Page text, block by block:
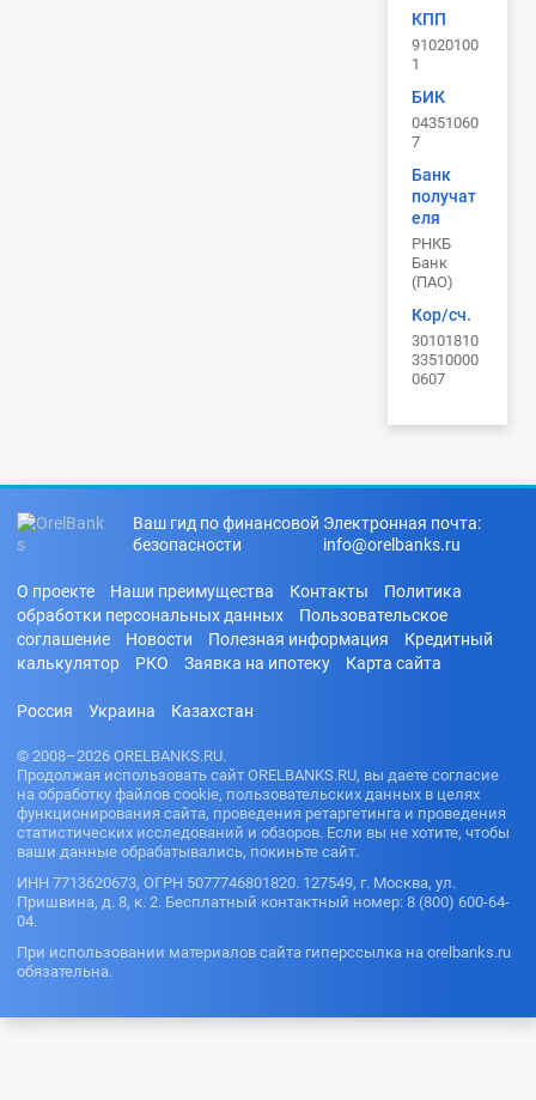
КПП
91020100
1
БИК
04351060
7
Банк
получат
еля
РНКБ
Банк
(ПАО)
Кор/сч.
30101810
33510000
0607
Ваш гид по финансовой
безопасности
Электронная почта:
info@orelbanks.ru
О проекте Наши преимущества Контакты
Политика
обработки персональных данных
Пользовательское
соглашение
Новости Полезная информация
Кредитный
калькулятор
РКО Заявка на ипотеку Карта сайта
Россия Украина Казахстан
© 2008–2026 ORELBANKS.RU.
Продолжая использовать сайт ORELBANKS.RU, вы даете согласие
на обработку файлов cookie, пользовательских данных в целях
функционирования сайта, проведения ретаргетинга и проведения
статистических исследований и обзоров. Если вы не хотите, чтобы
ваши данные обрабатывались, покиньте сайт.
ИНН 7713620673, ОГРН 5077746801820. 127549, г. Москва, ул.
Пришвина, д. 8, к. 2. Бесплатный контактный номер: 8 (800) 600-64-
04.
При использовании материалов сайта гиперссылка на orelbanks.ru
обязательна.